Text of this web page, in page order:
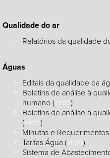
Qualidade do ar
Relatórios da qualidade
Águas
Editais da qualidade da
Boletins de análise à
humano (+info)
Boletins de análise à
(+info)
Minutas e Requerimentos
Tarifas Água (+info)
Sistema de